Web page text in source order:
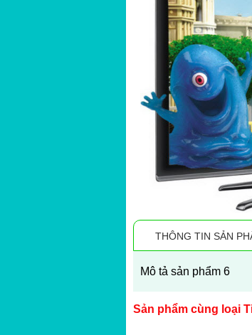
THÔNG TIN SẢN
Mô tả sản phẩm 6
Sản phẩm cùng loại